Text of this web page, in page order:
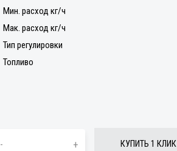
Мин. расход кг/ч
Мак. расход кг/ч
Тип регулировки
Топливо
- + КУПИТЬ 1 КЛИК